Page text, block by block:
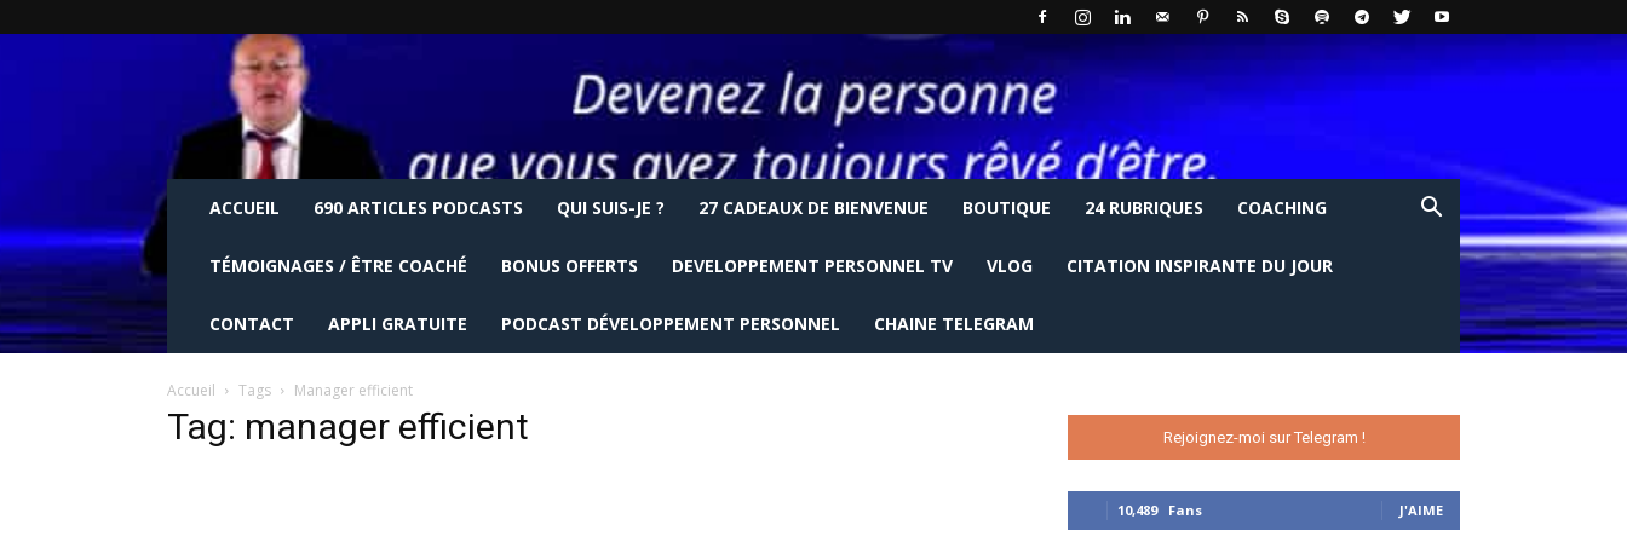
ACCUEIL 690 ARTICLES PODCASTS QUI SUIS-JE ? 27 CADEAUX DE BIENVENUE BOUTIQUE 24 RUBRIQUES COACHING
TÉMOIGNAGES / ÊTRE COACHÉ BONUS OFFERTS DEVELOPPEMENT PERSONNEL TV VLOG CITATION INSPIRANTE DU JOUR
CONTACT APPLI GRATUITE PODCAST DÉVELOPPEMENT PERSONNEL CHAINE TELEGRAM
Accueil Tags Manager efficient
Tag: manager efficient Rejoignez-moi sur Telegram !
10,489 Fans J'AIME